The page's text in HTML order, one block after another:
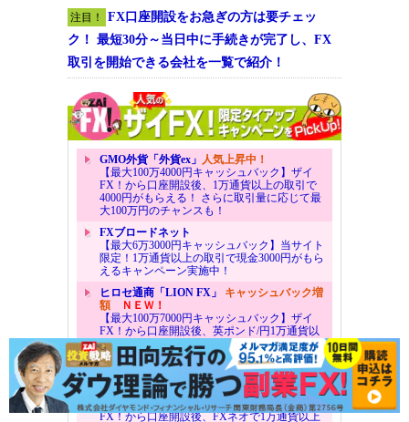
注目！
FX口座開設をお急ぎの方は要チェッ
ク！ 最短30分～当日中に手続きが完了し、FX
取引を開始できる会社を一覧で紹介！
GMO外貨「外貨ex」 人気上昇中！
【最大100万4000円キャッシュバック】ザイ
FX！から口座開設後、1万通貨以上の取引で
4000円がもらえる！ さらに取引量に応じて最
大100万円のチャンスも！
FXブロードネット
【最大6万3000円キャッシュバック】当サイト
限定！1万通貨以上の取引で現金3000円がもら
えるキャンペーン実施中！
ヒロセ通商「LION FX」 キャッシュバック増
額ＮＥＷ！
【最大100万7000円キャッシュバック】ザイ
FX！から口座開設後、英ポンド/円1万通貨以
上の取引で5000円がもらえる！ さらに他社か
らのりかえなら2000円！ 取引量に応じて最大
100万円のチャンスも！
GMOクリック証券「FXネオ」 ＮＥＷ！
【最大100万4000円キャッシュバック】ザイ
FX！から口座開設後、FXネオで1万通貨以上